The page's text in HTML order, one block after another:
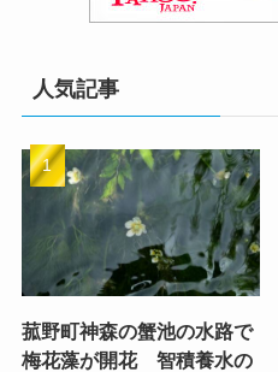
人気記事
菰野町神森の蟹池の水路で
梅花藻が開花 智積養水の